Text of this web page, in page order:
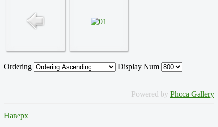
Ordering Display Num
Powered by Phoca Gallery
Наверх